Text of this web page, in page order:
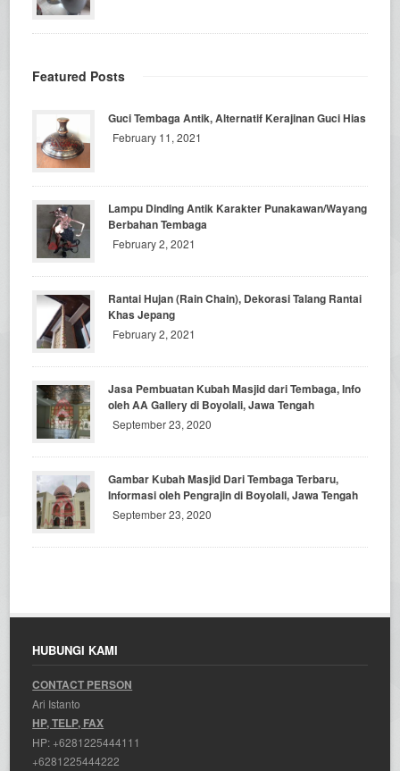
Featured Posts
Guci Tembaga Antik, Alternatif Kerajinan Guci Hias
February 11, 2021
Lampu Dinding Antik Karakter Punakawan/Wayang
Berbahan Tembaga
February 2, 2021
Rantai Hujan (Rain Chain), Dekorasi Talang Rantai
Khas Jepang
February 2, 2021
Jasa Pembuatan Kubah Masjid dari Tembaga, Info
oleh AA Gallery di Boyolali, Jawa Tengah
September 23, 2020
Gambar Kubah Masjid Dari Tembaga Terbaru,
Informasi oleh Pengrajin di Boyolali, Jawa Tengah
September 23, 2020
HUBUNGI KAMI
CONTACT PERSON
Ari Istanto
HP, TELP, FAX
HP: +6281225444111
+6281225444222